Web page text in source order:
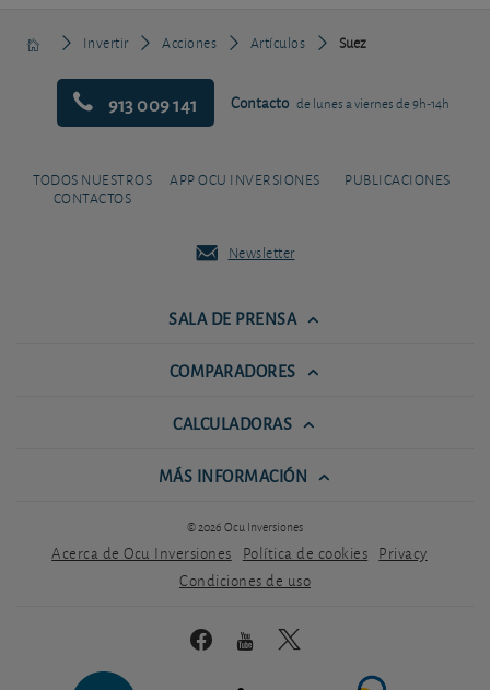
Invertir Acciones Artículos Suez
913 009 141 Contacto de lunes a viernes de 9h-14h
TODOS NUESTROS
CONTACTOS
APP OCU INVERSIONES PUBLICACIONES
Newsletter
SALA DE PRENSA
COMPARADORES
CALCULADORAS
MÁS INFORMACIÓN
© 2026 Ocu Inversiones
Acerca de Ocu Inversiones Política de cookies Privacy
Condiciones de uso